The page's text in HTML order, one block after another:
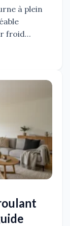
à plein
froid…